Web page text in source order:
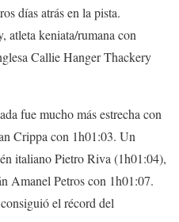
días atrás en la pista.
atleta keniata/rumana con
Callie Hanger Thackery
fue mucho más estrecha con
Crippa con 1h01:03. Un
italiano Pietro Riva (1h01:04),
Amanel Petros con 1h01:07.
el récord del